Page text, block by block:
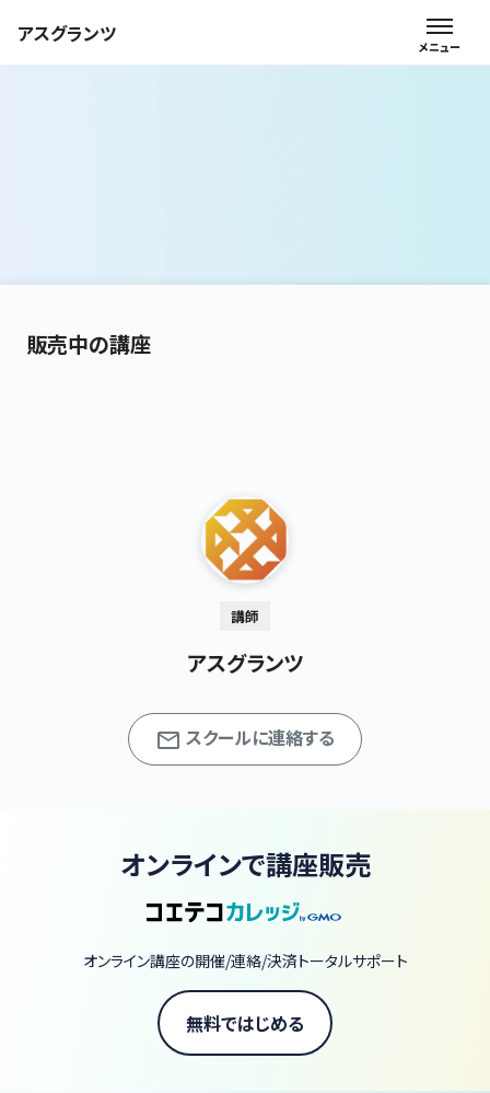
アスグランツ
販売中の講座
講師
アスグランツ
スクールに連絡する
オンラインで講座販売
オンライン講座の開催/連絡/決済トータルサポート
無料ではじめる